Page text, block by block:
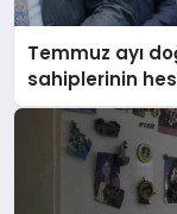
Temmuz ayı
sahiplerinin